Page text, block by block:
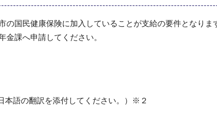
の国民健康保険に加入していることが支給の要件となりま
金課へ申請してください。
本語の翻訳を添付してください。）※２